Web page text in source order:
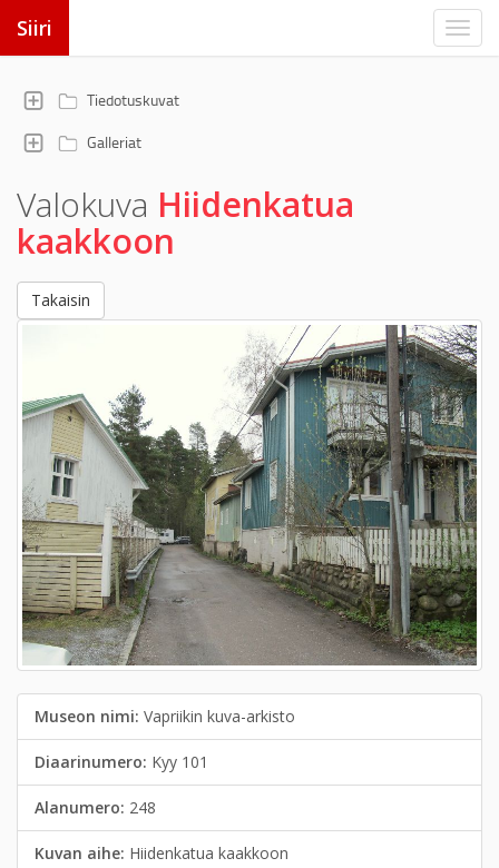
Siiri
Tiedotuskuvat
Galleriat
Valokuva Hiidenkatua
kaakkoon
Takaisin
Museon nimi: Vapriikin kuva-arkisto
Diaarinumero: Kyy 101
Alanumero: 248
Kuvan aihe: Hiidenkatua kaakkoon